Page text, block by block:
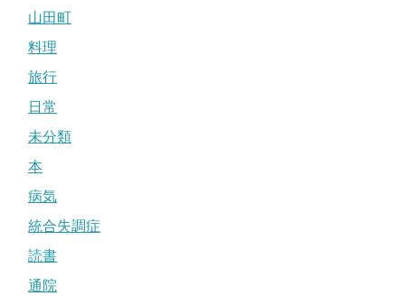
山田町
料理
旅行
日常
未分類
本
病気
統合失調症
読書
通院